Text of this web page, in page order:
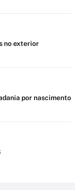
no exterior
por nascimento